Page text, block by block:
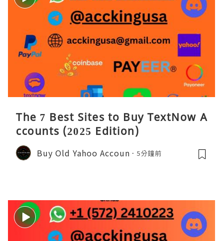
The 7 Best Sites to Buy TextNow A
ccounts (2025 Edition)
Buy Old Yahoo Accoun 5分鐘前